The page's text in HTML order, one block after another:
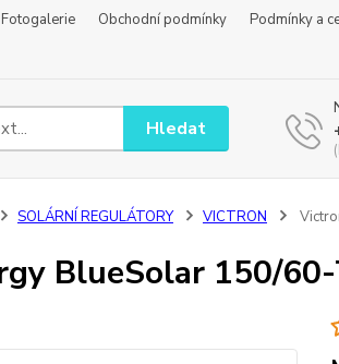
Obchodní podmínky
Podmínky a
Hledat
SOLÁRNÍ REGULÁTORY VICTRON
BlueSolar 150/